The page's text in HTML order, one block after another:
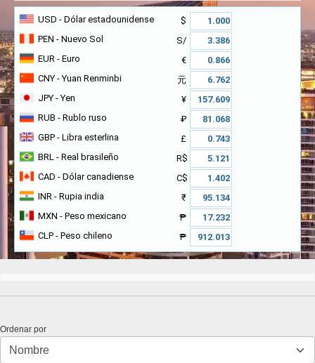
USD - Dólar estadounidense
$
PEN - Nuevo Sol
S/
EUR - Euro
€
CNY - Yuan Renminbi
元
JPY - Yen
¥
RUB - Rublo ruso
₽
GBP - Libra esterlina
£
BRL - Real brasileño
R$
CAD - Dólar canadiense
C$
INR - Rupia india
₹
MXN - Peso mexicano
₱
CLP - Peso chileno ₱
Ordenar por